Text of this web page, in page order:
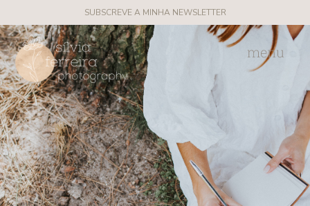
SUBSCREVE A MINHA NEWSLETTER